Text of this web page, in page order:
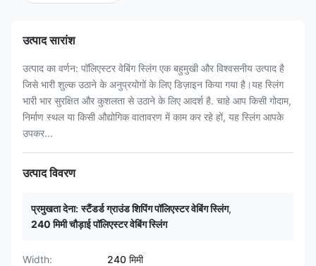
उत्पाद सारांश
उत्पाद का वर्णन: पॉलिएस्टर वेबिंग स्लिंग एक बहुमुखी और विश्वसनीय उत्पाद है
जिसे भारी शुल्क उठाने के अनुप्रयोगों के लिए डिज़ाइन किया गया है।यह स्लिंग
भारी भार सुरक्षित और कुशलता से उठाने के लिए आदर्श है. चाहे आप किसी गोदाम,
निर्माण स्थल या किसी औद्योगिक वातावरण में काम कर रहे हों, यह स्लिंग आपके
उपकर...
उत्पाद विवरण
प्रमुखता देना: स्टैंडर्ड ग्राउंड शिपिंग पॉलिएस्टर वेबिंग स्लिंग,
240 मिमी चौड़ाई पॉलिएस्टर वेबिंग स्लिंग
Width:
240 मिमी